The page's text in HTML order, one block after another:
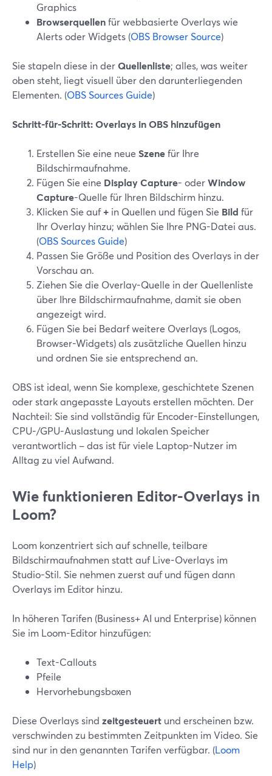
Graphics
Browserquellenfür webbasierte Overlays wie
Alerts oder Widgets (OBS Browser Source)
Sie stapeln diese in derQuellenliste; alles, was weiter
oben steht, liegt visuell über den darunterliegenden
Elementen. (OBS Sources Guide)
Schritt-für-Schritt: Overlays in OBS hinzufügen
Erstellen Sie eine neue Szenefür Ihre
Bildschirmaufnahme.
Fügen Sie eine Display Capture- oderWindow
Capture-Quelle für Ihren Bildschirm hinzu.
Klicken Sie auf+ in Quellen und fügen Sie Bild für
Ihr Overlay hinzu; wählen Sie Ihre PNG-Datei aus.
(OBS Sources Guide)
Passen Sie Größe und Position des Overlays in der
Vorschau an.
Ziehen Sie die Overlay-Quelle in der Quellenliste
über Ihre Bildschirmaufnahme, damit sie oben
angezeigt wird.
Fügen Sie bei Bedarf weitere Overlays (Logos,
Browser-Widgets) als zusätzliche Quellen hinzu
und ordnen Sie sie entsprechend an.
OBS ist ideal, wenn Sie komplexe, geschichtete Szenen
oder stark angepasste Layouts erstellen möchten. Der
Nachteil: Sie sind vollständig für Encoder-Einstellungen,
CPU-/GPU-Auslastung und lokalen Speicher
verantwortlich – das ist für viele Laptop-Nutzer im
Alltag zu viel Aufwand.
Wie funktionieren Editor-Overlays in
Loom?
Loom konzentriert sich auf schnelle, teilbare
Bildschirmaufnahmen statt auf Live-Overlays im
Studio-Stil. Sie nehmen zuerst auf und fügen dann
Overlays im Editor hinzu.
In höheren Tarifen (Business+ AI und Enterprise) können
Sie im Loom-Editor hinzufügen:
Text-Callouts
Pfeile
Hervorhebungsboxen
Diese Overlays sind zeitgesteuert und erscheinen bzw.
verschwinden zu bestimmten Zeitpunkten im Video. Sie
sind nur in den genannten Tarifen verfügbar. (Loom
Help)